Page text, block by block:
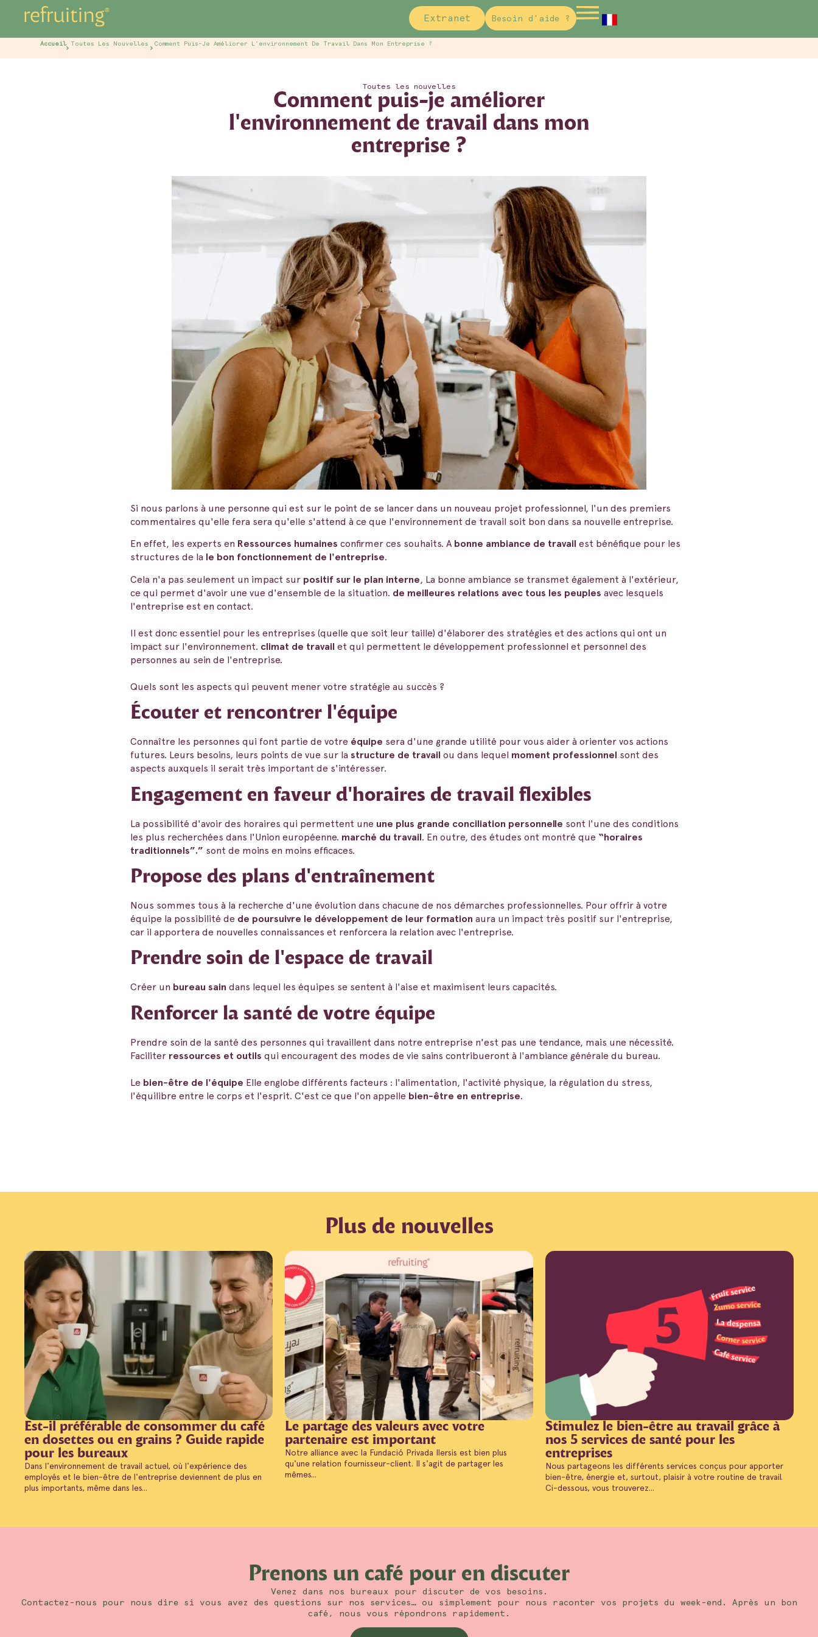
Extranet Besoin d'aide ?
Accueil Toutes Les Nouvelles Comment Puis-Je Améliorer L'environnement De Travail Dans Mon Entreprise ?
Toutes les nouvelles
Comment puis-je améliorer
l'environnement de travail dans mon
entreprise ?
Si nous parlons à une personne qui est sur le point de se lancer dans un nouveau projet professionnel, l'un des premiers
commentaires qu'elle fera sera qu'elle s'attend à ce que l'environnement de travail soit bon dans sa nouvelle entreprise.
En effet, les experts en Ressources humaines confirmer ces souhaits. A bonne ambiance de travail est bénéfique pour les
structures de la le bon fonctionnement de l'entreprise.
Cela n'a pas seulement un impact sur positif sur le plan interne, La bonne ambiance se transmet également à l'extérieur,
ce qui permet d'avoir une vue d'ensemble de la situation. de meilleures relations avec tous les peuples avec lesquels
l'entreprise est en contact.
Il est donc essentiel pour les entreprises (quelle que soit leur taille) d'élaborer des stratégies et des actions qui ont un
impact sur l'environnement. climat de travail et qui permettent le développement professionnel et personnel des
personnes au sein de l'entreprise.
Quels sont les aspects qui peuvent mener votre stratégie au succès ?
Écouter et rencontrer l'équipe
Connaître les personnes qui font partie de votre équipe sera d'une grande utilité pour vous aider à orienter vos actions
futures. Leurs besoins, leurs points de vue sur la structure de travail ou dans lequel moment professionnel sont des
aspects auxquels il serait très important de s'intéresser.
Engagement en faveur d'horaires de travail flexibles
La possibilité d'avoir des horaires qui permettent une une plus grande conciliation personnelle sont l'une des conditions
les plus recherchées dans l'Union européenne. marché du travail. En outre, des études ont montré que “horaires
traditionnels”.” sont de moins en moins efficaces.
Propose des plans d'entraînement
Nous sommes tous à la recherche d'une évolution dans chacune de nos démarches professionnelles. Pour offrir à votre
équipe la possibilité de de poursuivre le développement de leur formation aura un impact très positif sur l'entreprise,
car il apportera de nouvelles connaissances et renforcera la relation avec l'entreprise.
Prendre soin de l'espace de travail
Créer un bureau sain dans lequel les équipes se sentent à l'aise et maximisent leurs capacités.
Renforcer la santé de votre équipe
Prendre soin de la santé des personnes qui travaillent dans notre entreprise n'est pas une tendance, mais une nécessité.
Faciliter ressources et outils qui encouragent des modes de vie sains contribueront à l'ambiance générale du bureau.
Le bien-être de l'équipe Elle englobe différents facteurs : l'alimentation, l'activité physique, la régulation du stress,
l'équilibre entre le corps et l'esprit. C'est ce que l'on appelle bien-être en entreprise.
Plus de nouvelles
Est-il préférable de consommer du café
en dosettes ou en grains ? Guide rapide
pour les bureaux
Dans l'environnement de travail actuel, où l'expérience des
employés et le bien-être de l'entreprise deviennent de plus en
plus importants, même dans les...
Le partage des valeurs avec votre
partenaire est important
Notre alliance avec la Fundació Privada Ilersis est bien plus
qu'une relation fournisseur-client. Il s'agit de partager les
mêmes...
Stimulez le bien-être au travail grâce à
nos 5 services de santé pour les
entreprises
Nous partageons les différents services conçus pour apporter
bien-être, énergie et, surtout, plaisir à votre routine de travail.
Ci-dessous, vous trouverez...
Prenons un café pour en discuter
Venez dans nos bureaux pour discuter de vos besoins.
Contactez-nous pour nous dire si vous avez des questions sur nos services… ou simplement pour nous raconter vos projets du week-end. Après un bon
café, nous vous répondrons rapidement.